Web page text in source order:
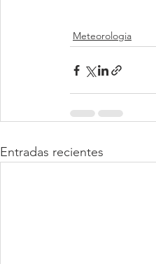
Meteorologia
Entradas recientes